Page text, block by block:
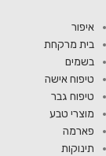
איפור
בית מרקחת
בשמים
טיפוח אישה
טיפוח גבר
מוצרי טבע
פארמה
תינוקות